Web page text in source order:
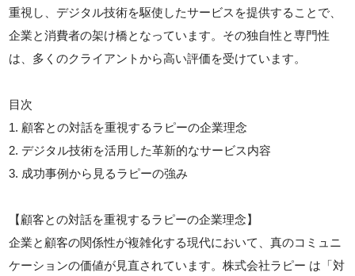
重視し、デジタル技術を駆使したサービスを提供することで、
企業と消費者の架け橋となっています。その独自性と専門性
は、多くのクライアントから高い評価を受けています。
目次
1. 顧客との対話を重視するラピーの企業理念
2. デジタル技術を活用した革新的なサービス内容
3. 成功事例から見るラピーの強み
【顧客との対話を重視するラピーの企業理念】
企業と顧客の関係性が複雑化する現代において、真のコミュニ
ケーションの価値が見直されています。株式会社ラピー は「対